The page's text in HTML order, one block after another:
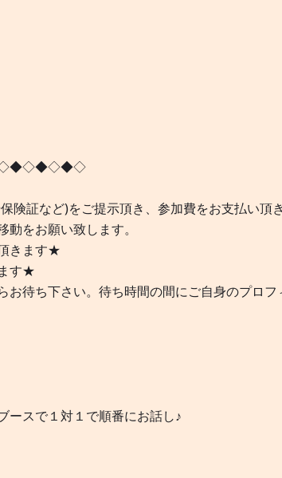
険証など)をご提示頂き、参加費をお支払い頂
をお願い致します。
きます★
す★
お待ち下さい。待ち時間の間にご自身のプロフ
ースで１対１で順番にお話し♪